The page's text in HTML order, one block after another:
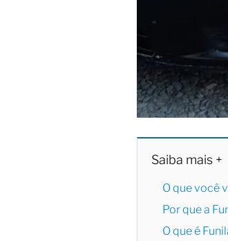
Saiba mais +
O que você
Por que a
O que é